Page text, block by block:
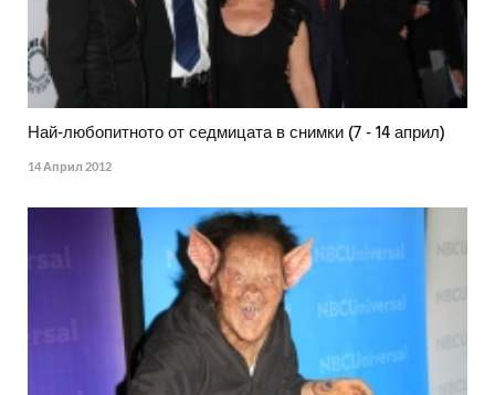
Най-любопитното от седмицата в снимки (7 - 14 април)
14 Април 2012